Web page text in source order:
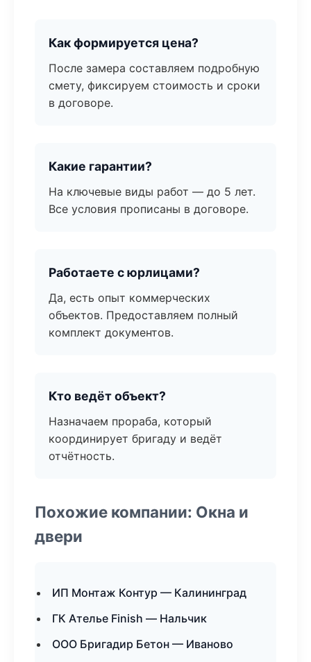
Как формируется цена?
После замера составляем подробную
смету, фиксируем стоимость и сроки
в договоре.
Какие гарантии?
На ключевые виды работ — до 5 лет.
Все условия прописаны в договоре.
Работаете с юрлицами?
Да, есть опыт коммерческих
объектов. Предоставляем полный
комплект документов.
Кто ведёт объект?
Назначаем прораба, который
координирует бригаду и ведёт
отчётность.
Похожие компании: Окна и
двери
ИП Монтаж Контур — Калининград
ГК Ателье Finish — Нальчик
ООО Бригадир Бетон — Иваново